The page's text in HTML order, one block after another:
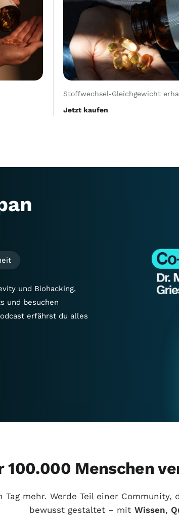
Stoffwechsel-Gleichgewicht
Jetzt kaufen
und Biohacking,
und besuchen
erfährst du alles
100.000 Menschen
Tag mehr. Werde Teil einer
bewusst gestaltet – mit Wissen,